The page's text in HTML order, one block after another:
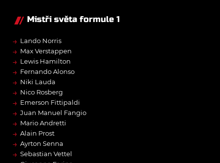
Mistři světa formule 1
→ Lando Norris
→ Max Verstappen
→ Lewis Hamilton
→ Fernando Alonso
→ Niki Lauda
→ Nico Rosberg
→ Emerson Fittipaldi
→ Juan Manuel Fangio
→ Mario Andretti
→ Alain Prost
→ Ayrton Senna
→ Sebastian Vettel